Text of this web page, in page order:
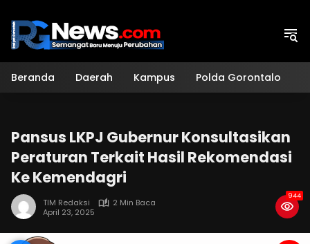
konten
Beranda Daerah Kampus Polda Gorontalo
Pansus LKPJ Gubernur Konsultasikan
Peraturan Terkait Hasil Rekomendasi
Ke Kemendagri
TIM Redaksi
2 Min Baca
April 23, 2025
944